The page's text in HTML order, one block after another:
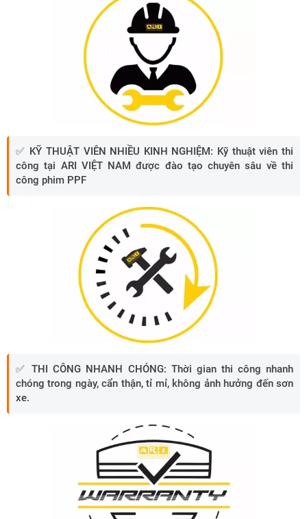
✅ KỸ THUẬT VIÊN NHIỀU KINH NGHIỆM: Kỹ thuật viên thi
công tại ARI VIỆT NAM được đào tạo chuyên sâu về thi
công phim PPF
✅THI CÔNG NHANH CHÓNG: Thời gian thi công nhanh
chóng trong ngày, cẩn thận, tỉ mỉ, không ảnh hưởng đến sơn
xe.